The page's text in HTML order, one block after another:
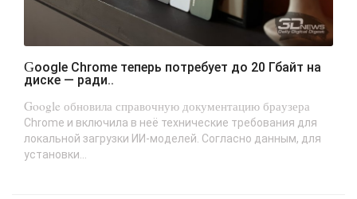
Google Chrome теперь потребует до 20 Гбайт на
диске — ради..
Google обновила справочную документацию браузера
Chrome и включила в неё технические требования для
локальной загрузки ИИ-моделей. Согласно данным, для
установки...